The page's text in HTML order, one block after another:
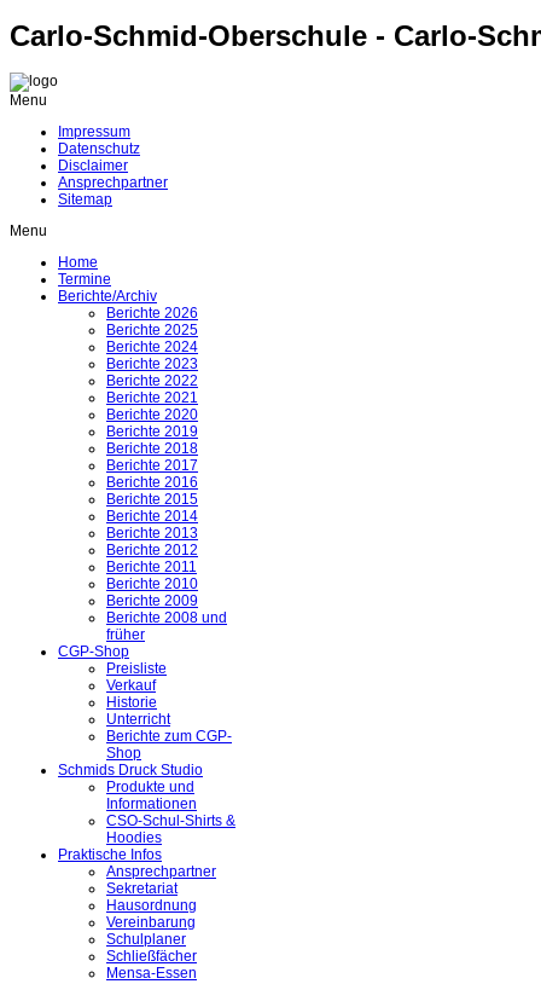
Carlo-Schmid-Oberschule - Carlo-
Menu
Impressum
Datenschutz
Disclaimer
Ansprechpartner
Sitemap
Menu
Home
Termine
Berichte/Archiv
Berichte 2026
Berichte 2025
Berichte 2024
Berichte 2023
Berichte 2022
Berichte 2021
Berichte 2020
Berichte 2019
Berichte 2018
Berichte 2017
Berichte 2016
Berichte 2015
Berichte 2014
Berichte 2013
Berichte 2012
Berichte 2011
Berichte 2010
Berichte 2009
Berichte 2008 und
früher
CGP-Shop
Preisliste
Verkauf
Historie
Unterricht
Berichte zum CGP-
Shop
Schmids Druck Studio
Produkte und
Informationen
CSO-Schul-Shirts &
Hoodies
Praktische Infos
Ansprechpartner
Sekretariat
Hausordnung
Vereinbarung
Schulplaner
Schließfächer
Mensa-Essen